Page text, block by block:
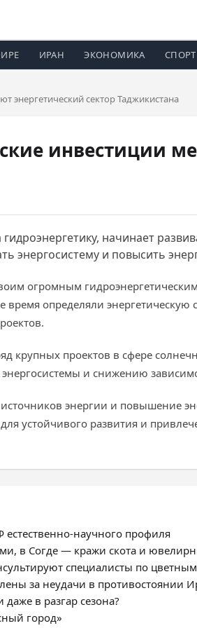
ИРАН ЭКОНОМИКА СПОРТ
энергетический сектор Таджикистана
инвестиции
начинает
энергосистему и повысить
огромным
определяли энергетическую
крупных проектов в сфере
и снижению
энергии и повышение
устойчивого развития и
естественно-научного профиля
в Согде — кражи скота и
специалисты по
за неудачи в противостоянии
в разгар сезона?
город»